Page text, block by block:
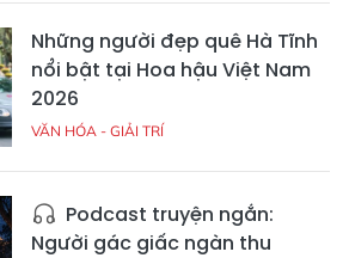
Những người đẹp quê Hà Tĩnh
nổi bật tại Hoa hậu Việt Nam
2026
VĂN HÓA - GIẢI TRÍ
Podcast truyện ngắn:
Người gác giấc ngàn thu